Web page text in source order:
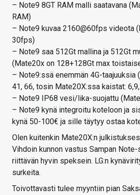
– Note9 8GT RAM malli saatavana
RAM)
– Note9 kuvaa 2160@60fps videota
30fps)
– Note9 saa 512Gt mallina ja 512Gt
(Mate20x on 128+128Gt max
– Note9:ssä enemmän 4G-taajuuksia
41, 66, tosin Mate20X:ssa kaistat:
– Note9 IP68 vesi/lika-suojattu
– Note9 kynä integroitu koteloon ja
kynä 50-100€ ja sille täytyy ostaa
Olen kuitenkin Mate20X:n
Vihdoin kunnon vastus Sampan
riittävän hyvin speksein. LG:n
surkeita.
Toivottavasti tulee myyntiin pian